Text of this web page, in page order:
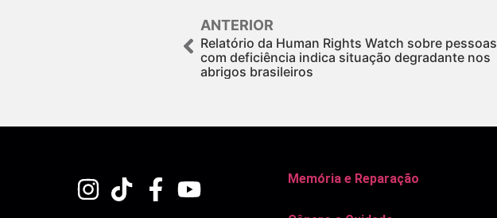
ANTERIOR
Relatório da Human Rights Watch sobre pessoas
com deficiência indica situação degradante nos
abrigos brasileiros
Memória e Reparação